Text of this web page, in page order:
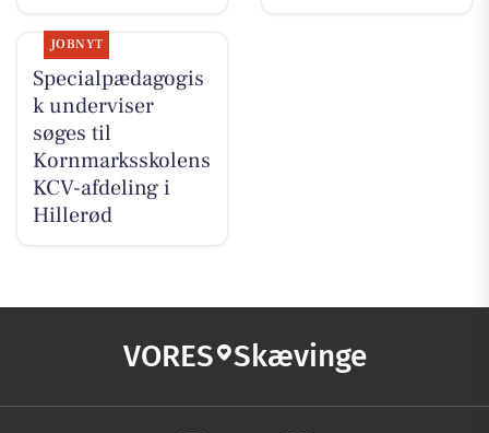
JOBNYT
Specialpædagogis
k underviser
søges til
Kornmarksskolens
KCV-afdeling i
Hillerød
VORES Skævinge